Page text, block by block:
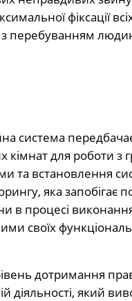
фіксації
з перебуванням
система
кімнат для роботи з
та встановлення
яка
в процесі
своїх
дотримання
діяльності, який